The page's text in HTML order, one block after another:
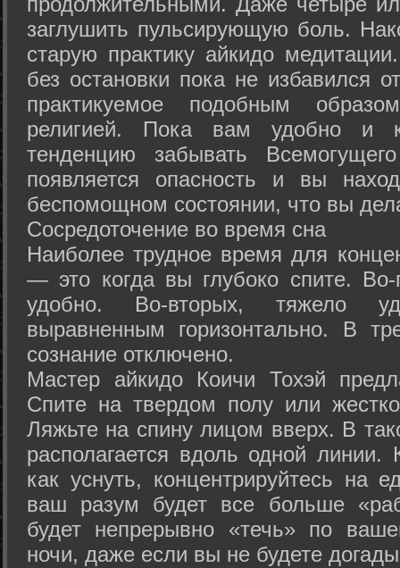
заглушить пульсирующую боль.
старую практику айкидо
без остановки пока не избавился
практикуемое подобным
религией. Пока вам удобно и
тенденцию забывать
появляется опасность и вы
беспомощном состоянии, что вы
Сосредоточение во время сна
Наиболее трудное время для
— это когда вы глубоко спите.
удобно. Во-вторых, тяжело
выравненным горизонтально. В
сознание отключено.
Мастер айкидо Коичи Тохэй
Спите на твердом полу или
Ляжьте на спину лицом вверх. В
располагается вдоль одной
как уснуть, концентрируйтесь на
ваш разум будет все больше
будет непрерывно «течь» по
ночи, даже если вы не будете